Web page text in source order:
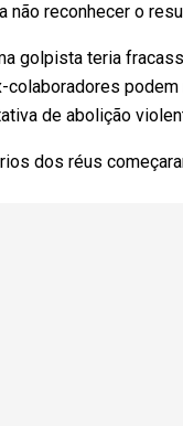
não reconhecer o
golpista teria
colaboradores
de abolição
dos réus